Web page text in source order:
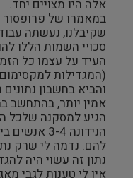
אלה היו מצויים יחד.
במאמרו של
שקיבלנו, נעשתה
סכויי השמות הללו
העיד על עצמו כל
(המגדילות
והביא בחשבון
אמין יותר, בהתחשב
הגיע למסקנה שלכל
הנידונה 3-
להם. נדמה לי שרק
נתון זה עשוי היה
אין לי טענות לגבי